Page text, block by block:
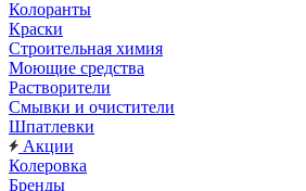
Колоранты
Краски
Строительная химия
Моющие средства
Растворители
Смывки и очистители
Шпатлевки
Акции
Колеровка
Бренды